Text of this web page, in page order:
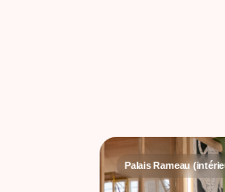
Palais Rameau